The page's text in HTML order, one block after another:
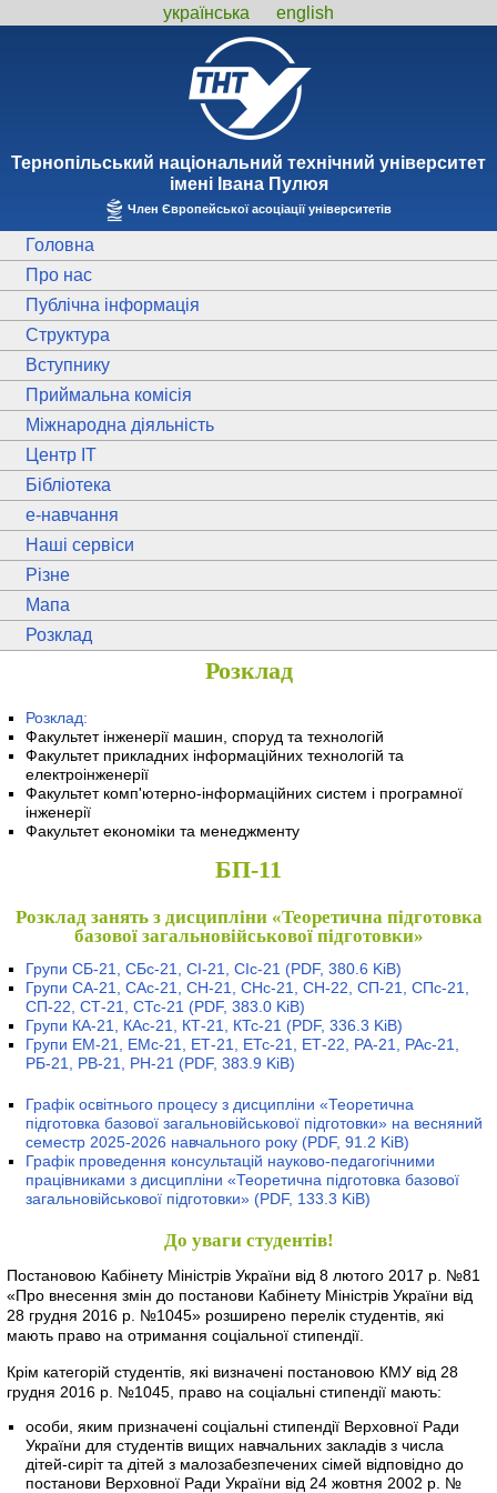
українська english
Тернопiльський національний технiчний унiверситет
iменi Iвана Пулюя
Член Європейської асоціації університетів
Головна
Про нас
Публічна інформація
Структура
Вступнику
Приймальна комісія
Міжнародна діяльність
Центр ІТ
Бібліотека
e-навчання
Наші сервіси
Різне
Мапа
Розклад
Розклад
Розклад:
Факультет інженерії машин, споруд та технологій
Факультет прикладних інформаційних технологій та
електроінженерії
Факультет комп'ютерно-інформаційних систем і програмної
інженерії
Факультет економіки та менеджменту
БП-11
Розклад занять з дисципліни «Теоретична підготовка
базової загальновійськової підготовки»
Групи СБ-21, СБс-21, СІ-21, СІс-21 (PDF, 380.6 KiB)
Групи СА-21, САс-21, СН-21, СНс-21, СН-22, СП-21, СПс-21,
СП-22, СТ-21, СТс-21 (PDF, 383.0 KiB)
Групи КА-21, КАс-21, КТ-21, КТс-21 (PDF, 336.3 KiB)
Групи ЕМ-21, ЕМс-21, ЕТ-21, ЕТс-21, ЕТ-22, РА-21, РАс-21,
РБ-21, РВ-21, РН-21 (PDF, 383.9 KiB)
Графік освітнього процесу з дисципліни «Теоретична
підготовка базової загальновійськової підготовки» на весняний
семестр 2025-2026 навчального року (PDF, 91.2 KiB)
Графік проведення консультацій науково-педагогічними
працівниками з дисципліни «Теоретична підготовка базової
загальновійськової підготовки» (PDF, 133.3 KiB)
До уваги студентів!
Постановою Кабінету Міністрів України від 8 лютого 2017 р. №81
«Про внесення змін до постанови Кабінету Міністрів України від
28 грудня 2016 р. №1045» розширено перелік студентів, які
мають право на отримання соціальної стипендії.
Крім категорій студентів, які визначені постановою КМУ від 28
грудня 2016 р. №1045, право на соціальні стипендії мають:
особи, яким призначені соціальні стипендії Верховної Ради
України для студентів вищих навчальних закладів з числа
дітей-сиріт та дітей з малозабезпечених сімей відповідно до
постанови Верховної Ради України від 24 жовтня 2002 р. №